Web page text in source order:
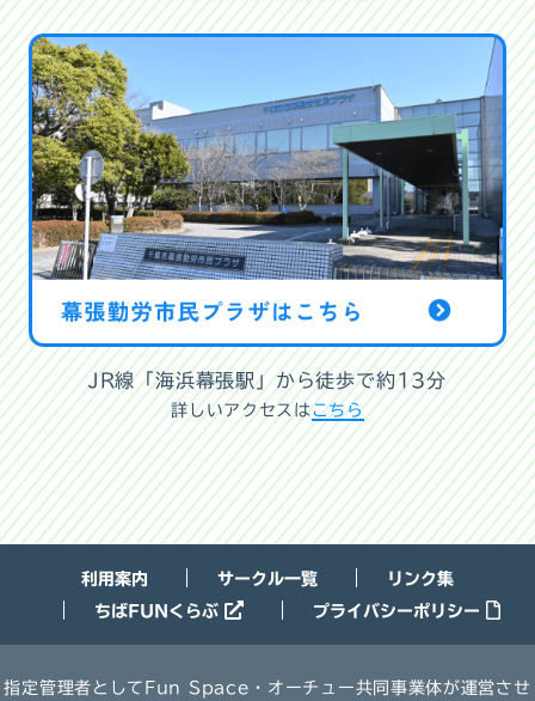
JR線「海浜幕張駅」から徒歩で約13分
詳しいアクセスはこちら
利用案内 サークル一覧
リンク集
ちばFUNくらぶ
プライバシーポリシー
指定管理者としてFun Space・オーチュー共同事業体が運営させ